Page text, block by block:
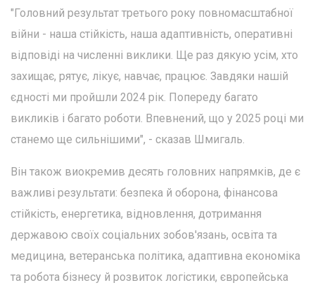
"Головний результат третього року повномасштабної
війни - наша стійкість, наша адаптивність, оперативні
відповіді на численні виклики. Ще раз дякую усім, хто
захищає, рятує, лікує, навчає, працює. Завдяки нашій
єдності ми пройшли 2024 рік. Попереду багато
викликів і багато роботи. Впевнений, що у 2025 році ми
станемо ще сильнішими", - сказав Шмигаль.
Він також виокремив десять головних напрямків, де є
важливі результати: безпека й оборона, фінансова
стійкість, енергетика, відновлення, дотримання
державою своїх соціальних зобов'язань, освіта та
медицина, ветеранська політика, адаптивна економіка
та робота бізнесу й розвиток логістики, європейська